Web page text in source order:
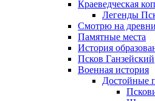
Краеведческая
Легенды
Смотрю на
Памятные места
История
Псков Ганзейский
Военная история
Достойные